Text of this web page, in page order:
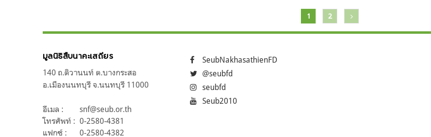
เรื่อง
1 2
มูลนิธิสืบนาคะเสถียร
140 ถ.ติวานนท์ ต.บางกระสอ
อ.เมืองนนทบุรี จ.นนทบุรี 11000
อีเมล :
snf@seub.or.th
โทรศัพท์ : 0-2580-4381
แฟกซ์ :
0-2580-4382
SeubNakhasathienFD
@seubfd
seubfd
Seub2010